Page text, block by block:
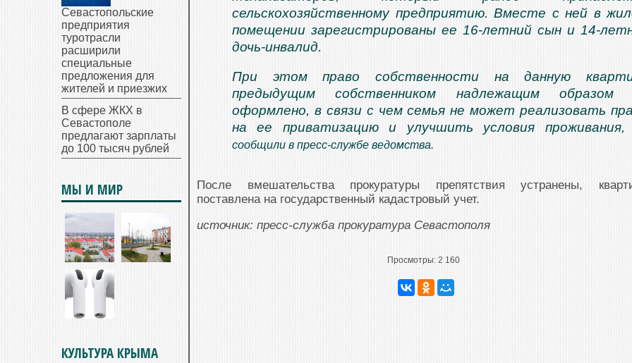
сельскохозяйственному предприятию. Вместе с ней в
помещении зарегистрированы ее 16-летний сын и 14-
дочь-инвалид.
При этом право собственности на данную
предыдущим собственником надлежащим образом
оформлено, в связи с чем семья не может реализовать
на ее приватизацию и улучшить условия
сообщили в пресс-службе ведомства.
После вмешательства прокуратуры препятствия устранены,
поставлена на государственный кадастровый учет.
источник: пресс-служба прокуратура Севастополя
Просмотры: 2 160
Севастопольские
предприятия
туротрасли
расширили
специальные
предложения для
жителей и приезжих
В сфере ЖКХ в
Севастополе
предлагают зарплаты
до 100 тысяч рублей
МЫ И МИР
КУЛЬТУРА КРЫМА